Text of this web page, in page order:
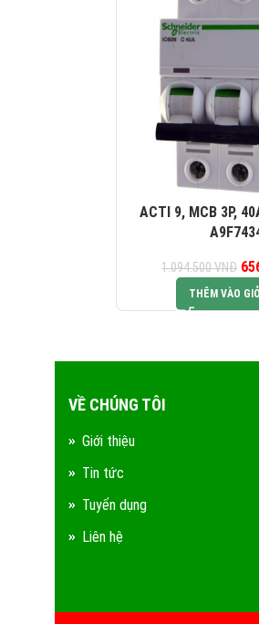
ACTI 9, MCB 3P,
1.094.500VNĐ
THÊM VÀO
VỀ CHÚNG TÔI
Giới thiệu
Tin tức
Tuyển dụng
Liên hệ